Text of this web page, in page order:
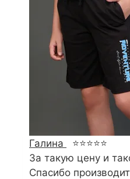
Галина
⭐⭐⭐⭐⭐
За такую цену и
Спасибо